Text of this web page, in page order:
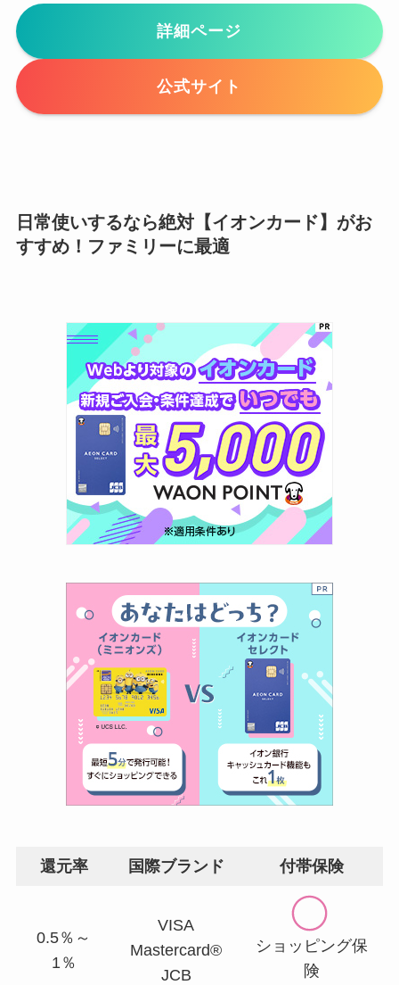
詳細ページ
公式サイト
日常使いするなら絶対【イオンカード】がお
すすめ！ファミリーに最適
還元率 国際ブランド 付帯保険
0.5％～
1％
VISA
Mastercard®
JCB
ショッピング保
険